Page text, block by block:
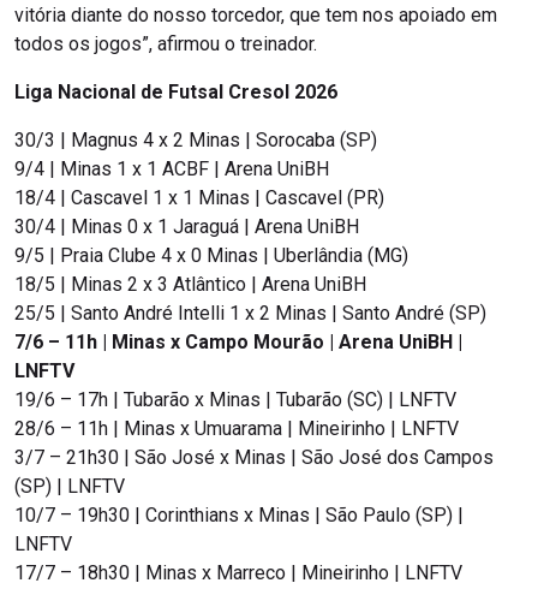
vitória diante do nosso torcedor, que tem nos apoiado em
todos os jogos”, afirmou o treinador.
Liga Nacional de Futsal Cresol 2026
30/3 | Magnus 4 x 2 Minas | Sorocaba (SP)
9/4 | Minas 1 x 1 ACBF | Arena UniBH
18/4 | Cascavel 1 x 1 Minas | Cascavel (PR)
30/4 | Minas 0 x 1 Jaraguá | Arena UniBH
9/5 | Praia Clube 4 x 0 Minas | Uberlândia (MG)
18/5 | Minas 2 x 3 Atlântico | Arena UniBH
25/5 | Santo André Intelli 1 x 2 Minas | Santo André (SP)
7/6 – 11h | Minas x Campo Mourão | Arena UniBH |
LNFTV
19/6 – 17h | Tubarão x Minas | Tubarão (SC) | LNFTV
28/6 – 11h | Minas x Umuarama | Mineirinho | LNFTV
3/7 – 21h30 | São José x Minas | São José dos Campos
(SP) | LNFTV
10/7 – 19h30 | Corinthians x Minas | São Paulo (SP) |
LNFTV
17/7 – 18h30 | Minas x Marreco | Mineirinho | LNFTV